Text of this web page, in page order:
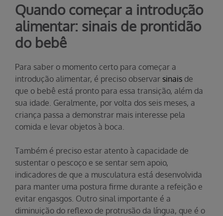
Quando começar a introdução
alimentar: sinais de prontidão
do bebê
Para saber o momento certo para começar a
introdução alimentar, é preciso observar sinais de
que o bebê está pronto para essa transição, além da
sua idade. Geralmente, por volta dos seis meses, a
criança passa a demonstrar mais interesse pela
comida e levar objetos à boca.
Também é preciso estar atento à capacidade de
sustentar o pescoço e se sentar sem apoio,
indicadores de que a musculatura está desenvolvida
para manter uma postura firme durante a refeição e
evitar engasgos. Outro sinal importante é a
diminuição do reflexo de protrusão da língua, que é o